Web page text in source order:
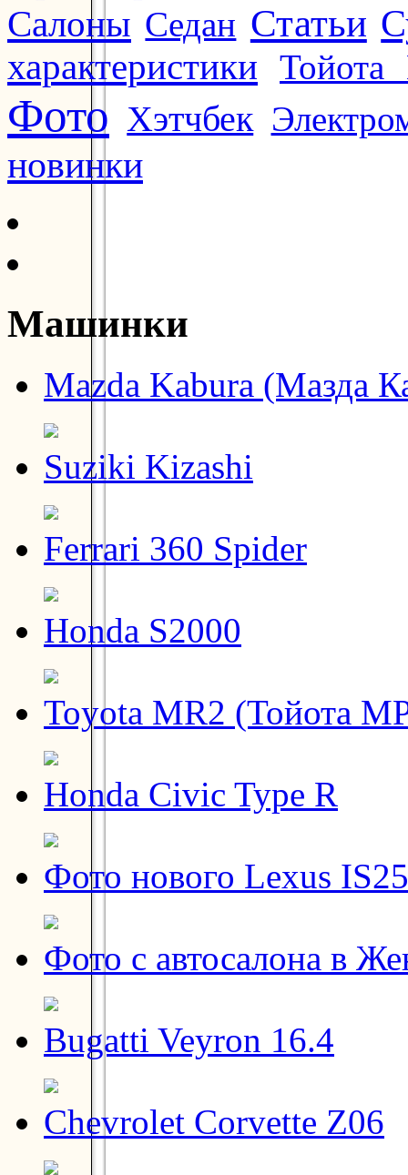
Салоны Седан Статьи
характеристики Тойота
Фото Хэтчбек
новинки
Машинки
Mazda Kabura (Мазда
Suziki Kizashi
Ferrari 360 Spider
Honda S2000
Toyota MR2 (Тойота
Honda Civic Type R
Фото нового Lexus
Фото с автосалона в
Bugatti Veyron 16.4
Chevrolet Corvette Z06